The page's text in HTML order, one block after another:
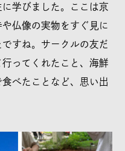
学びました。ここは京
仏像の実物をすぐ見に
すね。サークルの友だ
ってくれたこと、海鮮
べたことなど、思い出